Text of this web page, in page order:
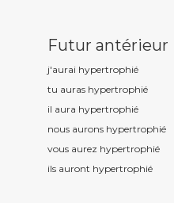
Futur antérieur
j'aurai hypertrophié
tu auras hypertrophié
il aura hypertrophié
nous aurons hypertrophié
vous aurez hypertrophié
ils auront hypertrophié